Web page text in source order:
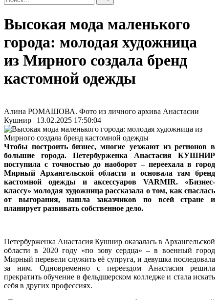
Высокая мода маленького
города: молодая художница
из Мирного создала бренд
кастомной одежды
Алина РОМАШОВА. Фото из личного архива Анастасии
Кушнир | 13.02.2025 17:50:04
Чтобы построить бизнес, многие уезжают из регионов в
большие города. Петербурженка Анастасия КУШНИР
поступила с точностью до наоборот – переехала в город
Мирный Архангельской области и основала там бренд
кастомной одежды и аксессуаров VARMIR. «Бизнес-
классу» молодая художница рассказала о том, как спаслась
от выгорания, нашла заказчиков по всей стране и
планирует развивать собственное дело.
Петербурженка Анастасия Кушнир оказалась в Архангельской
области в 2020 году «по зову сердца» – в военный город
Мирный перевели служить её супруга, и девушка последовала
за ним. Одновременно с переездом Анастасия решила
прекратить обучение в фельдшерском колледже и стала искать
себя в других профессиях.